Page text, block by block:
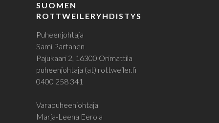
SUOMEN
ROTTWEILERYHDISTYS
Puheenjohtaja
Sami Partanen
Pajukaari 2, 16300 Orimattila
puheenjohtaja (at) rottweiler.fi
0400 258 341
Varapuheenjohtaja
Marja-Leena Eerola